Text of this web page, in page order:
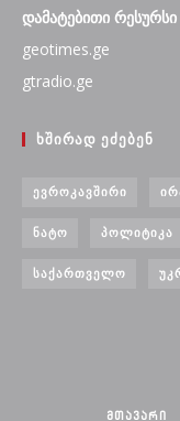
დამატებითი რესურსი
geotimes.ge
gtradio.ge
ᲮᲨᲘᲠᲐᲓ ᲔᲫᲔᲑᲔᲜ
ᲔᲕᲠᲝᲙᲐᲕᲨᲘᲠᲘ
ᲜᲐᲢᲝ ᲞᲝᲚᲘᲢᲘᲙᲐ
ᲡᲐᲥᲐᲠᲗᲕᲔᲚᲝ
მთავარი